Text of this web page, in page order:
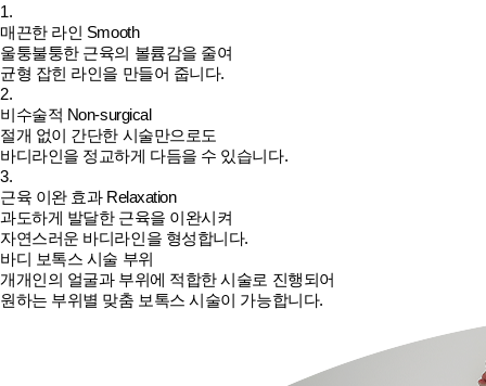
1.
매끈한 라인 Smooth
울퉁불퉁한 근육의 볼륨감을 줄여
균형 잡힌 라인을 만들어 줍니다.
2.
비수술적 Non-surgical
절개 없이 간단한 시술만으로도
바디라인을 정교하게 다듬을 수 있습니다.
3.
근육 이완 효과 Relaxation
과도하게 발달한 근육을 이완시켜
자연스러운 바디라인을 형성합니다.
바디 보톡스 시술 부위
개개인의 얼굴과 부위에 적합한 시술로 진행되어
원하는 부위별 맞춤 보톡스 시술이 가능합니다.